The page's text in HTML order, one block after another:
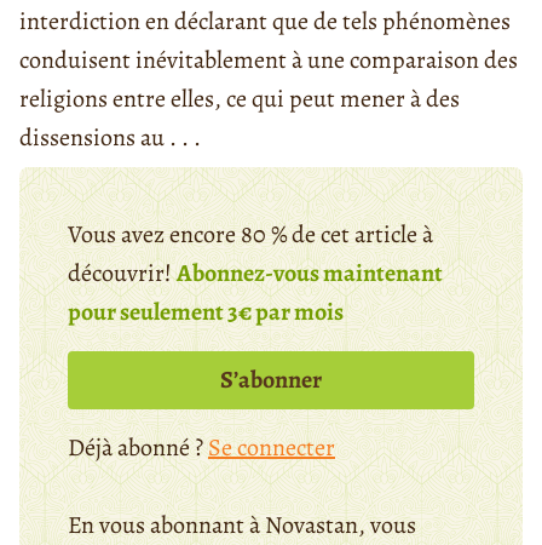
interdiction en déclarant que de tels phénomènes
conduisent inévitablement à une comparaison des
religions entre elles, ce qui peut mener à des
dissensions au . . .
Vous avez encore 80 % de cet article à
découvrir!Abonnez-vous maintenant
pour seulement 3€ par mois
S’abonner
Déjà abonné ?Se connecter
En vous abonnant à Novastan, vous